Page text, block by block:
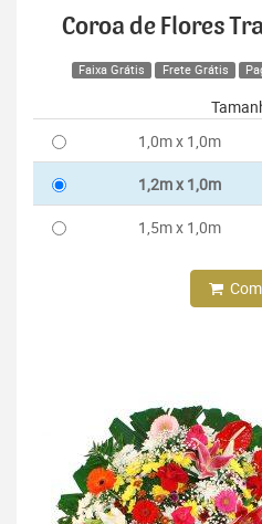
Coroa de Flores
Faixa Grátis Frete Grátis
1,0m x 1,0m
1,2m x 1,0m
1,5m x 1,0m